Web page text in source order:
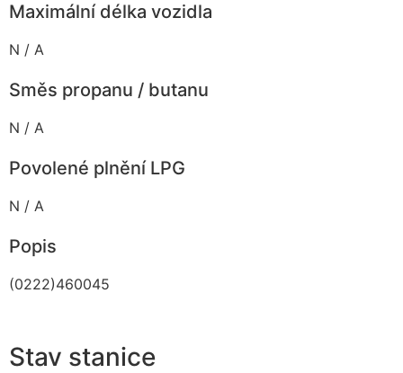
Maximální délka vozidla
N / A
Směs propanu / butanu
N / A
Povolené plnění LPG
N / A
Popis
(0222)460045
Stav stanice